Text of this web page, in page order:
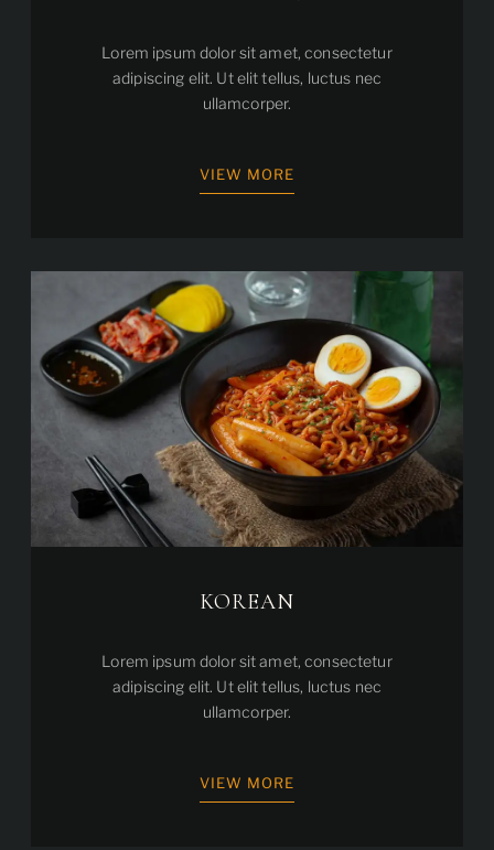
Lorem ipsum dolor sit amet, consectetur
adipiscing elit. Ut elit tellus, luctus nec
ullamcorper.
VIEW MORE
KOREAN
Lorem ipsum dolor sit amet, consectetur
adipiscing elit. Ut elit tellus, luctus nec
ullamcorper.
VIEW MORE